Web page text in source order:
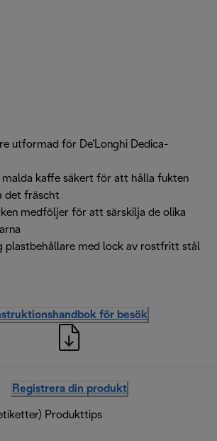
utformad för De'Longhi Dedica-
kaffe säkert för att hålla fukten
det fräscht
medföljer för att särskilja de olika
plastbehållare med lock av rostfritt stål
för besök
Registrera din produkt
Produkttips